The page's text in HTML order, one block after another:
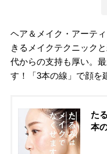
ヘア＆メイク・アーテ
きるメイクテクニック
代からの支持も厚い。
す！「3本の線」で顔を
た
本